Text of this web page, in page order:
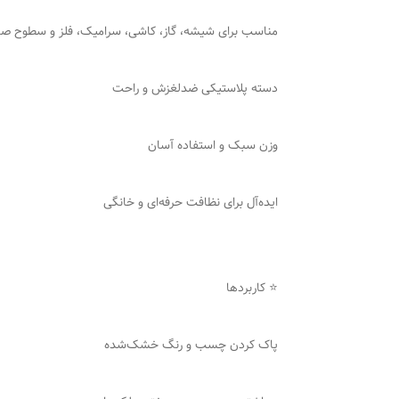
مناسب برای شیشه، گاز، کاشی، سرامیک، فلز و سطوح
دسته پلاستیکی ضدلغزش و راحت
وزن سبک و استفاده آسان
ایده‌آل برای نظافت حرفه‌ای و خانگی
⭐ کاربردها
پاک کردن چسب و رنگ خشک‌شده